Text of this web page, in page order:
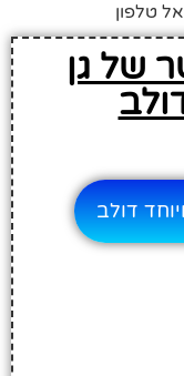
טלפון
של גן
דולב